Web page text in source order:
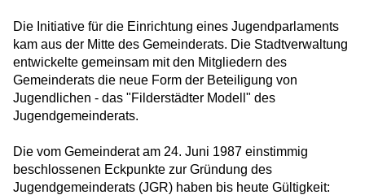
Die Initiative für die Einrichtung eines Jugendparlaments
kam aus der Mitte des Gemeinderats. Die Stadtverwaltung
entwickelte gemeinsam mit den Mitgliedern des
Gemeinderats die neue Form der Beteiligung von
Jugendlichen - das "Filderstädter Modell" des
Jugendgemeinderats.
Die vom Gemeinderat am 24. Juni 1987 einstimmig
beschlossenen Eckpunkte zur Gründung des
Jugendgemeinderats (JGR) haben bis heute Gültigkeit: